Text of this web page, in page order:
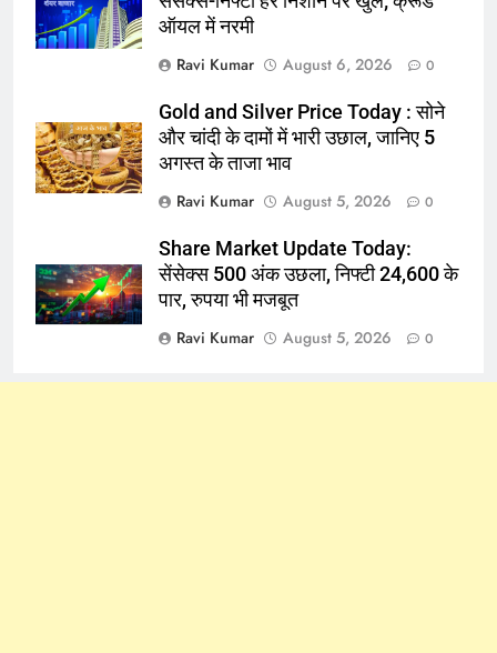
ऑयल में नरमी
Ravi Kumar
August 6, 2026 0
Gold and Silver Price Today : सोने
और चांदी के दामों में भारी उछाल, जानिए 5
अगस्त के ताजा भाव
Ravi Kumar
August 5, 2026 0
Share Market Update Today:
सेंसेक्स 500 अंक उछला, निफ्टी 24,600 के
पार, रुपया भी मजबूत
Ravi Kumar
August 5, 2026 0